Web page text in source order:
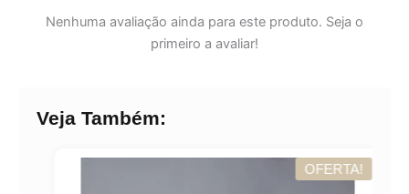
Nenhuma avaliação ainda para este produto. Seja o
primeiro a avaliar!
Veja Também:
OFERTA!